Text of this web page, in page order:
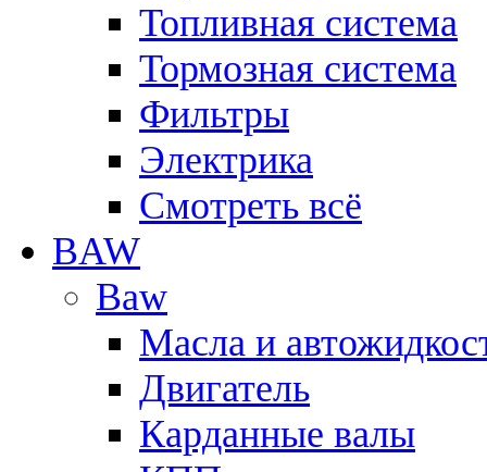
Топливная система
Тормозная система
Фильтры
Электрика
Смотреть всё
BAW
Baw
Масла и
Двигатель
Карданные валы